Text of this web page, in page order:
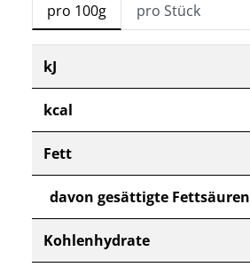
pro 100g pro Stück
kJ
kcal
Fett
davon gesättigte Fettsäuren
Kohlenhydrate